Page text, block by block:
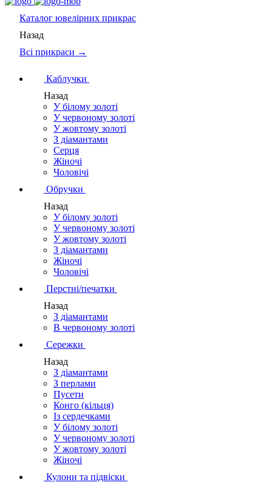
Каталог ювелірних прикрас
Назад
Всі прикраси →
Каблучки
Назад
У білому золоті
У червоному золоті
У жовтому золоті
З діамантами
Серця
Жіночі
Чоловічі
Обручки
Назад
У білому золоті
У червоному золоті
У жовтому золоті
З діамантами
Жіночі
Чоловічі
Перстні/печатки
Назад
З діамантами
В червоному золоті
Сережки
Назад
З діамантами
З перлами
Пусети
Конго (кільця)
Із сердечками
У білому золоті
У червоному золоті
У жовтому золоті
Жіночі
Кулони та підвіски